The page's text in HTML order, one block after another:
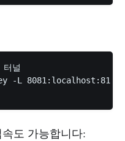
널
-L 8081:localhost:81
도 가능합니다: